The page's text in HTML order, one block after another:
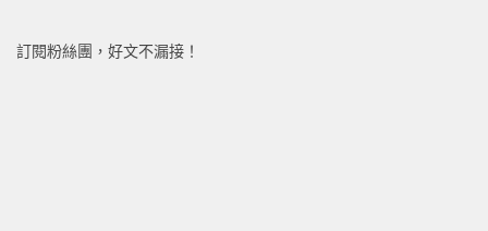
訂閱粉絲團，好文不漏接！